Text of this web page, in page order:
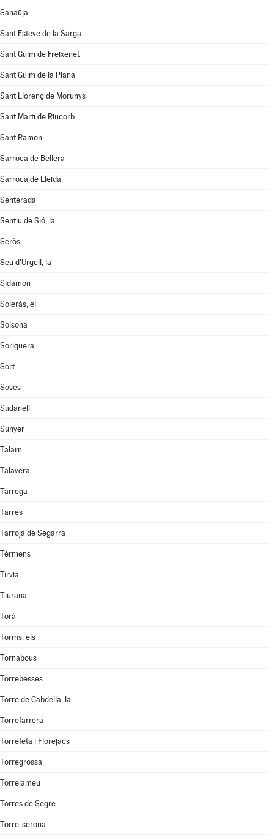
Sanaüja
Sant Esteve de la Sarga
Sant Guim de Freixenet
Sant Guim de la Plana
Sant Llorenç de Morunys
Sant Martí de Riucorb
Sant Ramon
Sarroca de Bellera
Sarroca de Lleida
Senterada
Sentiu de Sió, la
Seròs
Seu d'Urgell, la
Sidamon
Soleràs, el
Solsona
Soriguera
Sort
Soses
Sudanell
Sunyer
Talarn
Talavera
Tàrrega
Tarrés
Tarroja de Segarra
Térmens
Tírvia
Tiurana
Torà
Torms, els
Tornabous
Torrebesses
Torre de Cabdella, la
Torrefarrera
Torrefeta i Florejacs
Torregrossa
Torrelameu
Torres de Segre
Torre-serona